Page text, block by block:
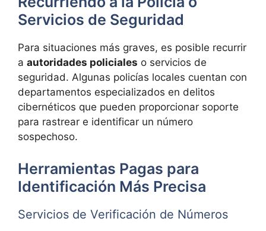
Servicios de Seguridad
Para situaciones más graves, es posible recurrir
a autoridades policiales o servicios de
seguridad. Algunas policías locales cuentan con
departamentos especializados en delitos
cibernéticos que pueden proporcionar soporte
para rastrear e identificar un número
sospechoso.
Herramientas Pagas para
Identificación Más Precisa
Servicios de Verificación de Números